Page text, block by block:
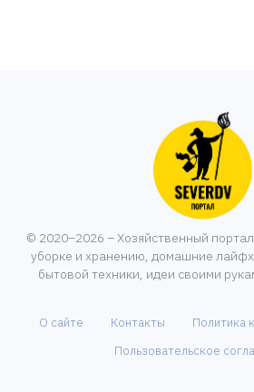
© 2020–2026 – Хозяйственный
уборке и хранению, домашние
бытовой техники, идеи своими
О сайте Контакты
Политика
Пользовательское